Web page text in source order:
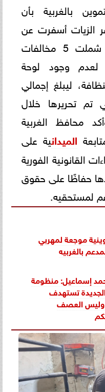
بالغربية بأن
الزيات أسفرت عن
تحرير 8 محاضر متنوعة شملت 5 مخالفات
وجود لوحة
ليبلغ إجمالي
تم تحريرها خلال
محافظ الغربية
الميدانية على
القانونية الفورية
حفاظًا على حقوق
لمستحقيه.
موجعة لمهربي
بالغربيه
إسماعيل: منظومة
تستهدف
وليس العصف